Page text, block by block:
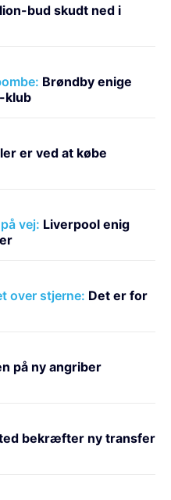
bud skudt ned i
Brøndby enige
klub
er ved at købe
vej: Liverpool enig
over stjerne: Det er for
på ny angriber
bekræfter ny transfer